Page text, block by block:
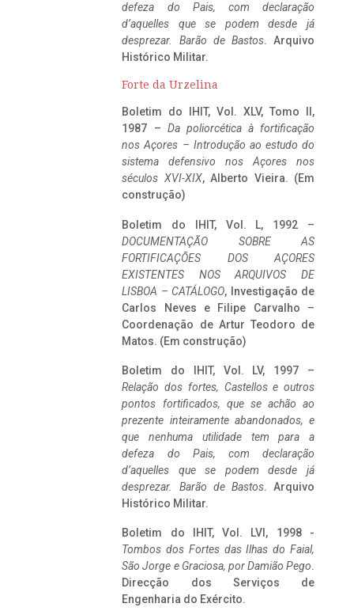
defeza do Pais, com declaração
d’aquelles que se podem desde já
desprezar. Barão de Bastos. Arquivo
Histórico Militar.
Forte da Urzelina
Boletim do IHIT, Vol. XLV, Tomo II,
1987 – Da poliorcética à fortificação
nos Açores – Introdução ao estudo do
sistema defensivo nos Açores nos
séculos XVI-XIX, Alberto Vieira. (Em
construção)
Boletim do IHIT, Vol. L, 1992 –
DOCUMENTAÇÃO SOBRE AS
FORTIFICAÇÕES DOS AÇORES
EXISTENTES NOS ARQUIVOS DE
LISBOA – CATÁLOGO, Investigação de
Carlos Neves e Filipe Carvalho –
Coordenação de Artur Teodoro de
Matos. (Em construção)
Boletim do IHIT, Vol. LV, 1997 –
Relação dos fortes, Castellos e outros
pontos fortificados, que se achão ao
prezente inteiramente abandonados, e
que nenhuma utilidade tem para a
defeza do Pais, com declaração
d’aquelles que se podem desde já
desprezar. Barão de Bastos. Arquivo
Histórico Militar.
Boletim do IHIT, Vol. LVI, 1998 -
Tombos dos Fortes das Ilhas do Faial,
São Jorge e Graciosa, por Damião Pego.
Direcção dos Serviços de
Engenharia do Exército.